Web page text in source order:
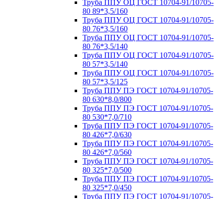
Труба ППУ ОЦ ГОСТ 10704-91/10705-
80 89*3,5/160
Труба ППУ ОЦ ГОСТ 10704-91/10705-
80 76*3,5/160
Труба ППУ ОЦ ГОСТ 10704-91/10705-
80 76*3,5/140
Труба ППУ ОЦ ГОСТ 10704-91/10705-
80 57*3,5/140
Труба ППУ ОЦ ГОСТ 10704-91/10705-
80 57*3,5/125
Труба ППУ ПЭ ГОСТ 10704-91/10705-
80 630*8,0/800
Труба ППУ ПЭ ГОСТ 10704-91/10705-
80 530*7,0/710
Труба ППУ ПЭ ГОСТ 10704-91/10705-
80 426*7,0/630
Труба ППУ ПЭ ГОСТ 10704-91/10705-
80 426*7,0/560
Труба ППУ ПЭ ГОСТ 10704-91/10705-
80 325*7,0/500
Труба ППУ ПЭ ГОСТ 10704-91/10705-
80 325*7,0/450
Труба ППУ ПЭ ГОСТ 10704-91/10705-